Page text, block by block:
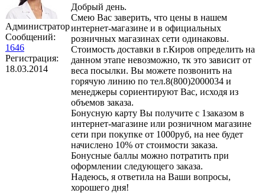
Администратор
Сообщений:
1646
Регистрация:
18.03.2014
Добрый день.
Смею Вас заверить, что цены в нашем
интернет-магазине и в официальных
розничных магазинах сети одинаковы.
Стоимость доставки в г.Киров определить на
данном этапе невозможно, тк это зависит от
веса посылки. Вы можете позвонить на
горячую линию по тел.8(800)2000034 и
менеджеры сориентируют Вас, исходя из
объемов заказа.
Бонусную карту Вы получите с 1заказом в
интернет-магазине или розничном магазине
сети при покупке от 1000руб, на нее будет
начислено 10% от стоимости заказа.
Бонусные баллы можно потратить при
оформлении следующего заказа.
Надеюсь, я ответила на Ваши вопросы,
хорошего дня!